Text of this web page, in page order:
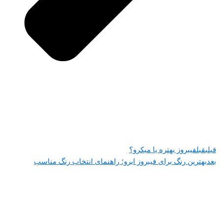
قبلیقبلفیبروز بهتره یا میکرو؟
بعدبهترین رنگ برای فیبروز ابرو؛ راهنمای انتخاب رنگ مناسب